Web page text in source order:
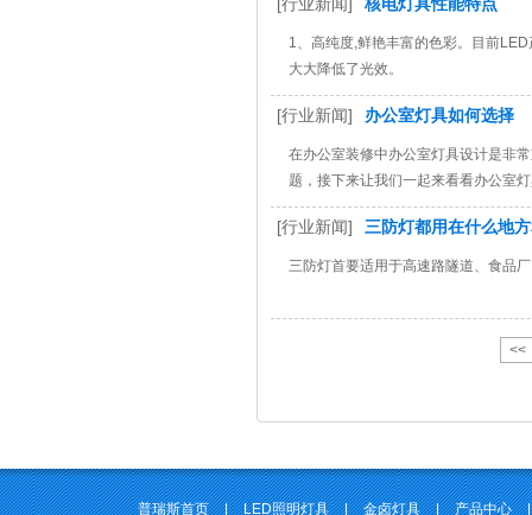
1、高纯度,鲜艳丰富的色彩。目前
大大降低了光效。
[行业新闻] 办公室灯具如何选择
在办公室装修中办公室灯具设计是非
题，接下来让我们一起来看看办公室
[行业新闻] 三防灯都用在什么地
三防灯首要适用于高速路隧道、食品
<<
普瑞斯首页 | LED照明灯具 | 金卤灯具 | 产品中心 |